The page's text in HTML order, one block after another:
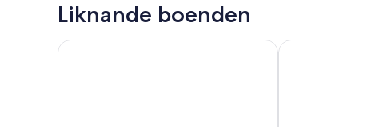
Liknande boenden
Exklusiv Vasaloppsstuga vid sjö Hel stuga för 4 i